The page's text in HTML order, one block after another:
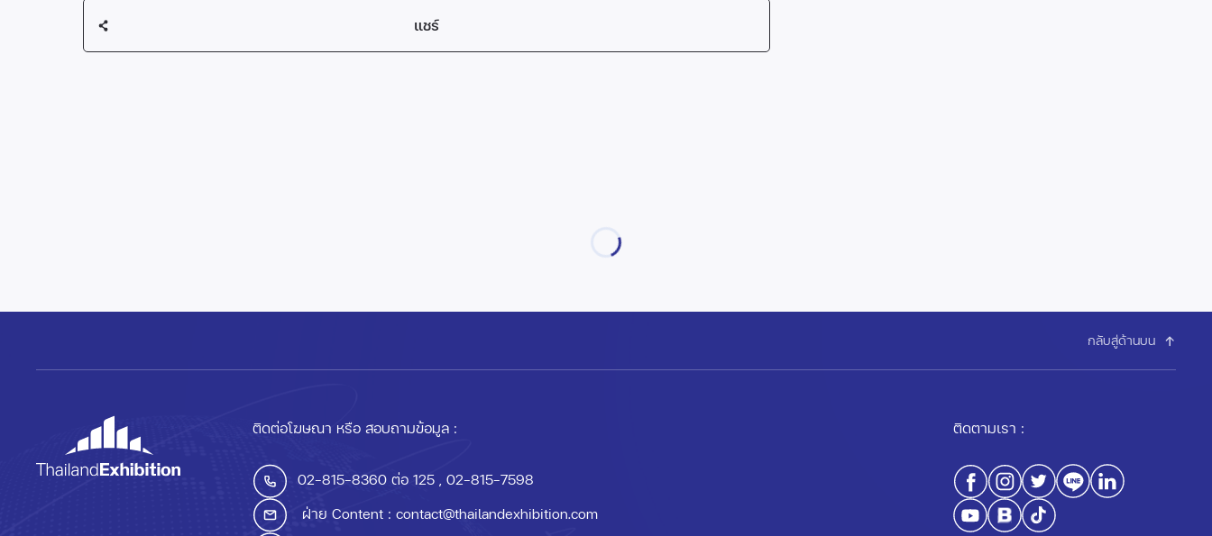
แชร์
กลับสู่ด้านบน
ติดต่อโฆษณา หรือ สอบถามข้อมูล :
02-815-8360 ต่อ 125 , 02-815-7598
ฝ่าย Content : contact@thailandexhibition.com
ติดตามเรา :